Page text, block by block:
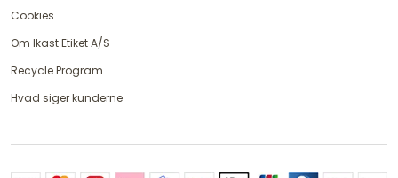
Cookies
Om Ikast Etiket A/S
Recycle Program
Hvad siger kunderne